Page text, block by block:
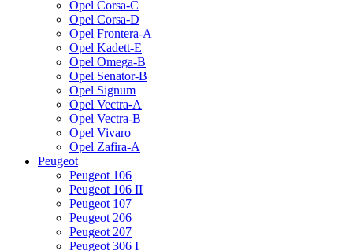
Opel Corsa-C
Opel Corsa-D
Opel Frontera-A
Opel Kadett-E
Opel Omega-B
Opel Senator-B
Opel Signum
Opel Vectra-A
Opel Vectra-B
Opel Vivaro
Opel Zafira-A
Peugeot
Peugeot 106
Peugeot 106 II
Peugeot 107
Peugeot 206
Peugeot 207
Peugeot 306 I